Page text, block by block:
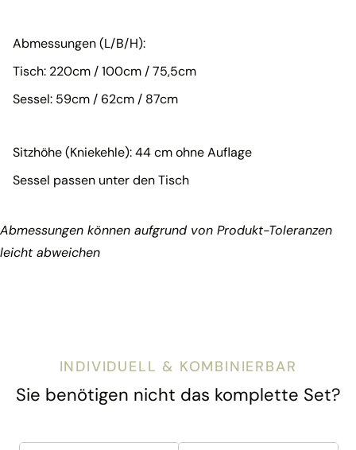
Abmessungen (L/B/H):
Tisch: 220cm / 100cm / 75,5cm
Sessel: 59cm / 62cm / 87cm
Sitzhöhe (Kniekehle): 44 cm ohne Auflage
Sessel passen unter den Tisch
Abmessungen können aufgrund von Produkt-Toleranzen
leicht abweichen
INDIVIDUELL & KOMBINIERBAR
Sie benötigen nicht das komplette Set?